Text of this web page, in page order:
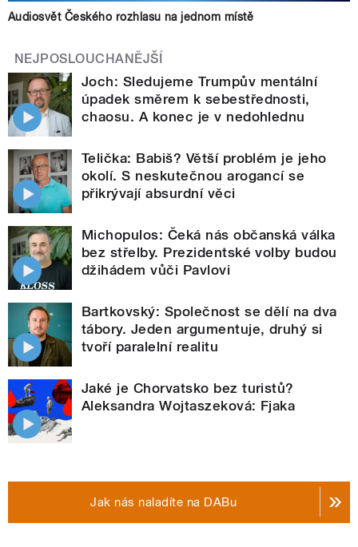
Audiosvět Českého rozhlasu na jednom místě
NEJPOSLOUCHANĚJŠÍ
Joch: Sledujeme Trumpův mentální
úpadek směrem k sebestřednosti,
chaosu. A konec je v nedohlednu
Telička: Babiš? Větší problém je jeho
okolí. S neskutečnou arogancí se
přikrývají absurdní věci
Michopulos: Čeká nás občanská válka
bez střelby. Prezidentské volby budou
džihádem vůči Pavlovi
Bartkovský: Společnost se dělí na dva
tábory. Jeden argumentuje, druhý si
tvoří paralelní realitu
Jaké je Chorvatsko bez turistů?
Aleksandra Wojtaszeková: Fjaka
Jak nás naladíte na DABu